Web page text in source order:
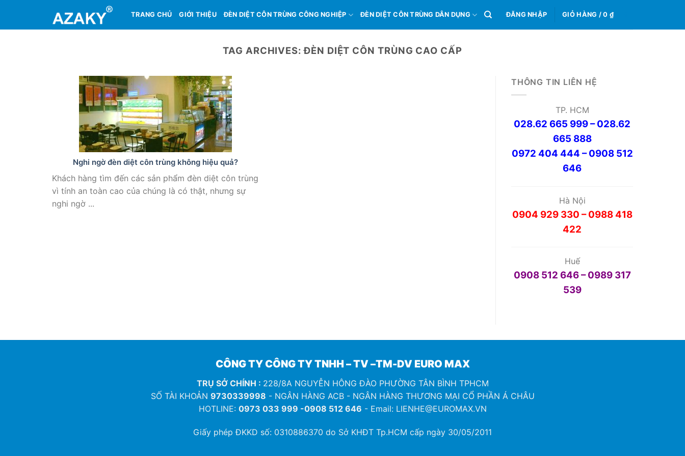
content
TRANG CHỦ GIỚI THIỆU ĐÈN DIỆT CÔN TRÙNG CÔNG NGHIỆP ĐÈN DIỆT CÔN TRÙNG DÂN DỤNG ĐĂNG NHẬP GIỎ HÀNG /0 ₫
TAG ARCHIVES:ĐÈN DIỆT CÔN TRÙNG CAO CẤP
Nghi ngờ đèn diệt côn trùng không hiệu quả?
Khách hàng tìm đến các sản phẩm đèn diệt côn trùng
vì tính an toàn cao của chúng là có thật, nhưng sự
nghi ngờ ...
THÔNG TIN LIÊN HỆ
TP. HCM
028.62 665 999 – 028.62
665 888
0972 404 444 – 0908 512
646
Hà Nội
0904 929 330 – 0988 418
422
Huế
0908 512 646 – 0989 317
539
CÔNG TY CÔNG TY TNHH – TV –TM-DV EURO MAX
TRỤ SỞ CHÍNH : 228/8A NGUYỄN HÔNG ĐÀO PHƯỜNG TÂN BÌNH TPHCM
SỐ TÀI KHOẢN 9730339998 - NGÂN HÀNG ACB - NGÂN HÀNG THƯƠNG MẠI CỔ PHẦN Á CHÂU
HOTLINE: 0973 033 999 -0908 512 646 - Email: LIENHE@EUROMAX.VN
Giấy phép ĐKKD số: 0310886370 do Sở KHĐT Tp.HCM cấp ngày 30/05/2011